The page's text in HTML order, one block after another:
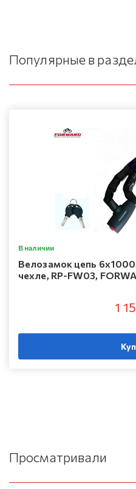
Популярные в
В наличии
Велозамок цепь
чехле, RP-FW03,
1
Просматривали